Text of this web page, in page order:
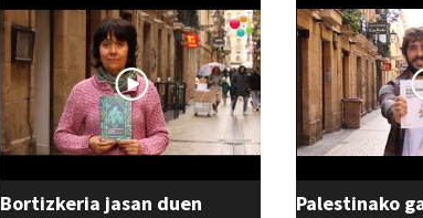
Bortizkeria jasan duen
Palestinako